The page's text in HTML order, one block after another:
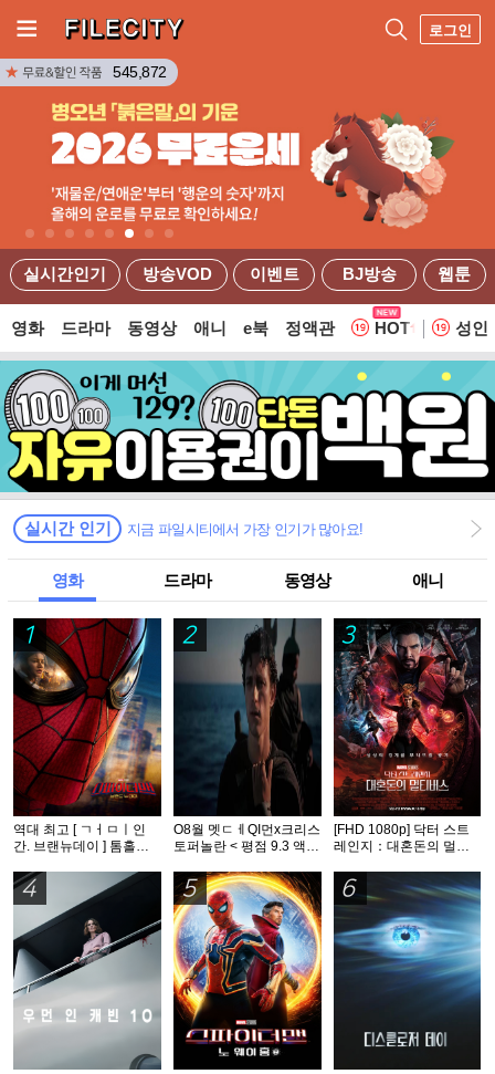
로그인
실시간인기 방송VOD 이벤트 BJ방송 웹툰
545,872
영화 드라마 동영상 애니 e북 정액관 HOT 웹
성인
실시간 인기 지금 파일시티에서 가장 인기가 많아요!
영화 드라마 동영상 애니
1
역대 최고 [ ㄱㅓㅁㅣ인
간. 브랜뉴데이 ] 톰홀랜
자막
2
O8월 멧ㄷㅔQI먼x크리스
토퍼놀란 < 평점 9.3 액션
3
[FHD 1080p] 닥터 스트
레인지：대혼돈의 멀티
4 5 6